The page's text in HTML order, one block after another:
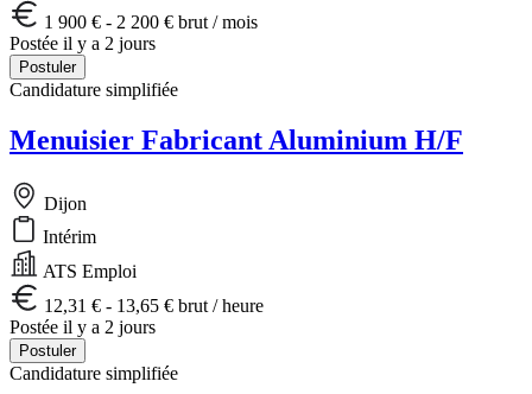
1 900 € - 2 200 € brut / mois
Postée il y a 2 jours
Postuler
Candidature simplifiée
Menuisier Fabricant Aluminium H/F
Dijon
Intérim
ATS Emploi
12,31 € - 13,65 € brut / heure
Postée il y a 2 jours
Postuler
Candidature simplifiée